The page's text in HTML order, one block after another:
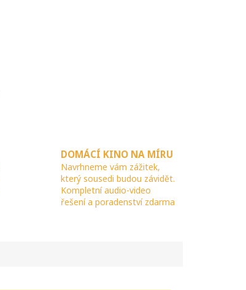
DOMÁCÍ KINO NA MÍRU
Navrhneme vám zážitek,
který sousedi budou závidět.
Kompletní audio-video
řešení a poradenství zdarma